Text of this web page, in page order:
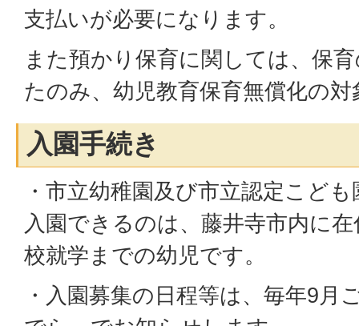
支払いが必要になります。
また預かり保育に関しては、保
たのみ、幼児教育保育無償化の
入園手続き
・市立幼稚園及び市立認定こど
入園できるのは、藤井寺市内に
校就学までの幼児です。
・入園募集の日程等は、毎年9月